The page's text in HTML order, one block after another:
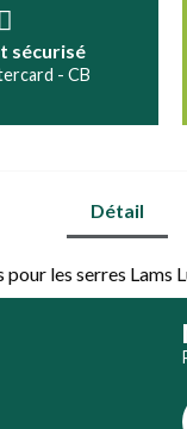
sécurisé
- CB
Détail
les serres Lams